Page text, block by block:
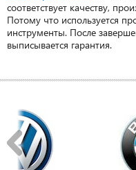
соответствует качеству,
Потому что используется
инструменты. После
выписывается гарантия.